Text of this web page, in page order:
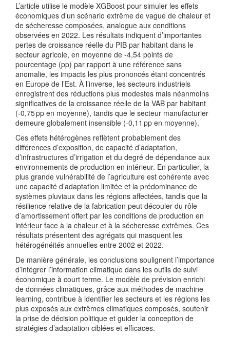
L’article utilise le modèle XGBoost pour simuler les effets
économiques d’un scénario extrême de vague de chaleur et
de sécheresse composées, analogue aux conditions
observées en 2022. Les résultats indiquent d’importantes
pertes de croissance réelle du PIB par habitant dans le
secteur agricole, en moyenne de ‑4,54 points de
pourcentage (pp) par rapport à une référence sans
anomalie, les impacts les plus prononcés étant concentrés
en Europe de l’Est. À l’inverse, les secteurs industriels
enregistrent des réductions plus modestes mais néanmoins
significatives de la croissance réelle de la VAB par habitant
(‑0,75 pp en moyenne), tandis que le secteur manufacturier
demeure globalement insensible (‑0,11 pp en moyenne).
Ces effets hétérogènes reflètent probablement des
différences d’exposition, de capacité d’adaptation,
d’infrastructures d’irrigation et du degré de dépendance aux
environnements de production en intérieur. En particulier, la
plus grande vulnérabilité de l’agriculture est cohérente avec
une capacité d’adaptation limitée et la prédominance de
systèmes pluviaux dans les régions affectées, tandis que la
résilience relative de la fabrication peut découler du rôle
d’amortissement offert par les conditions de production en
intérieur face à la chaleur et à la sécheresse extrêmes. Ces
résultats présentent des agrégats qui masquent les
hétérogénéités annuelles entre 2002 et 2022.
De manière générale, les conclusions soulignent l’importance
d’intégrer l’information climatique dans les outils de suivi
économique à court terme. Le modèle de prévision enrichi
de données climatiques, grâce aux méthodes de machine
learning, contribue à identifier les secteurs et les régions les
plus exposés aux extrêmes climatiques composés, soutenir
la prise de décision politique et guider la conception de
stratégies d’adaptation ciblées et efficaces.